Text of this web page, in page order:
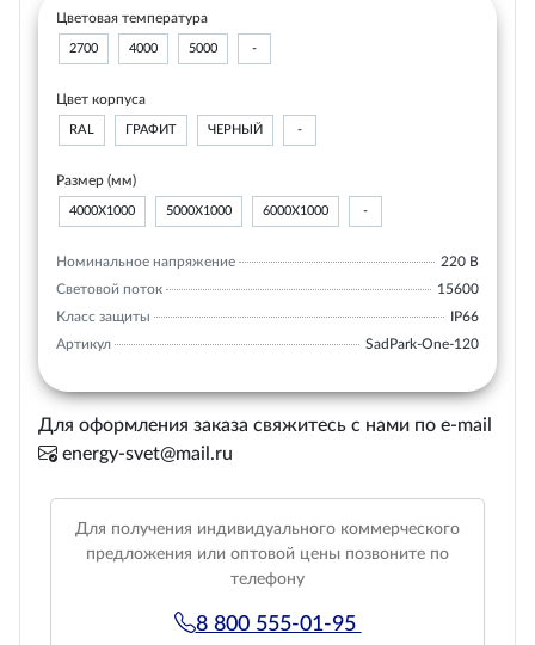
Цветовая температура
2700 4000 5000 -
Цвет корпуса
RAL ГРАФИТ ЧЕРНЫЙ -
Размер (мм)
4000Х1000 5000Х1000 6000Х1000 -
Номинальное напряжение
220 В
Световой поток
15600
Класс защиты
IP66
Артикул
SadPark-One-120
Для оформления заказа свяжитесь с нами по e-mail
energy-svet@mail.ru
Для получения индивидуального коммерческого
предложения или оптовой цены позвоните по
телефону
8 800 555-01-95